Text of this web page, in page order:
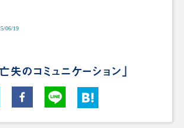
06/19
失のコミュニケーション」